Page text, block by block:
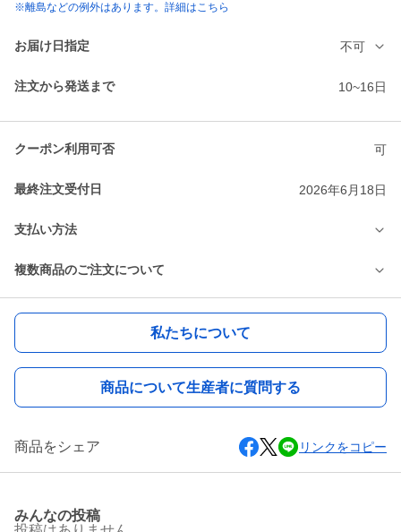
※離島などの例外はあります。詳細はこちら
お届け日指定 不可
注文から発送まで 10~16日
クーポン利用可否 可
最終注文受付日 2026年6月18日
支払い方法
複数商品のご注文について
私たちについて
商品について生産者に質問する
商品をシェア リンクをコピー
みんなの投稿